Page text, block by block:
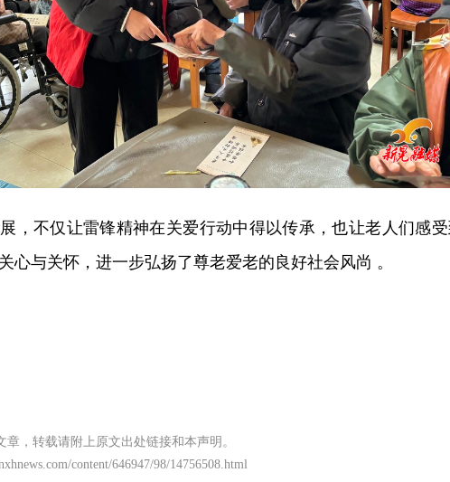
，不仅让雷锋精神在关爱行动中得以传承，也让老人们感
心与关怀，进一步弘扬了尊老爱老的良好社会风尚 。
章，转载请附上原文出处链接和本声明。
content/646947/98/14756508.html